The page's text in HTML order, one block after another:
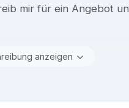
mir für ein Angebot
anzeigen